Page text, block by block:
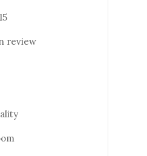
review